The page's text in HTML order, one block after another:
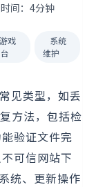
间：4分钟
游戏
系统
维护
见类型，如丢
方法，包括检
验证文件完
可信网站下
统、更新操作